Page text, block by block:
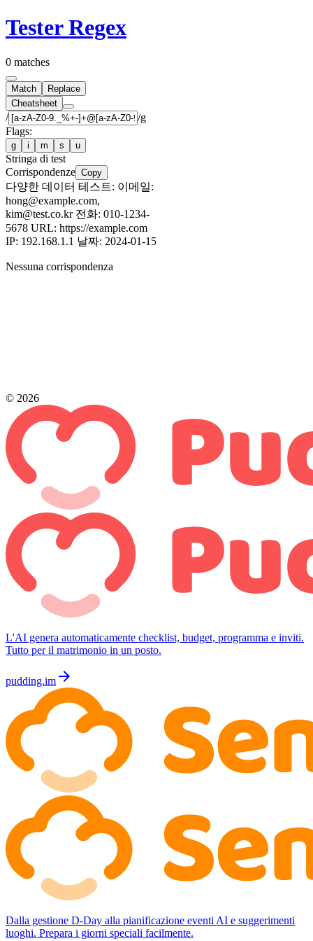
Tester Regex
0 matches
Match
Replace
Cheatsheet
/
/g
Flags:
g i m s u
Stringa di test
Corrispondenze Copy
다양한 데이터 테스트: 이메일:
hong@example.com,
kim@test.co.kr 전화: 010-1234-
5678 URL: https://example.com
IP: 192.168.1.1 날짜: 2024-01-15
Nessuna corrispondenza
© 2026
L'AI genera automaticamente checklist, budget, programma e inviti.
Tutto per il matrimonio in un posto.
pudding.im arrow_forward
Dalla gestione D-Day alla pianificazione eventi AI e suggerimenti
luoghi. Prepara i giorni speciali facilmente.